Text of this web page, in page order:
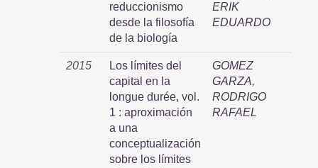
reduccionismo
desde la filosofía
de la biología
ERIK
EDUARDO
2015
Los límites del
capital en la
longue durée, vol.
1 : aproximación
a una
conceptualización
sobre los límites
GOMEZ
GARZA,
RODRIGO
RAFAEL